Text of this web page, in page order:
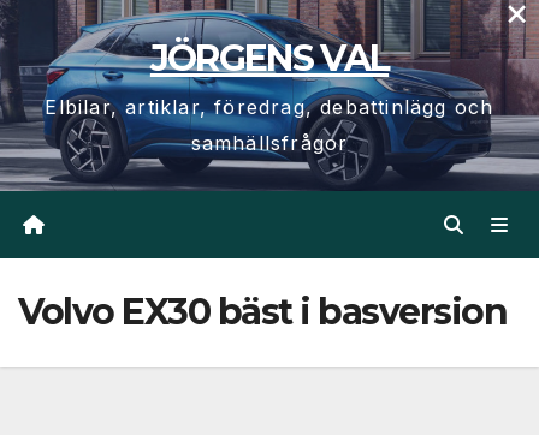
Hoppa
till
innehåll
JÖRGENS VAL
Elbilar, artiklar, föredrag, debattinlägg och
samhällsfrågor
Volvo EX30 bäst i basversion
×